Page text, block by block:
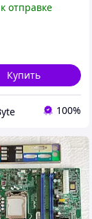
571G" Z5WAE
отправке
Купить
100%